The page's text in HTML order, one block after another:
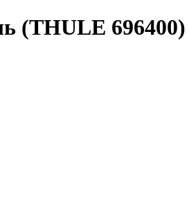
(THULE 696400)